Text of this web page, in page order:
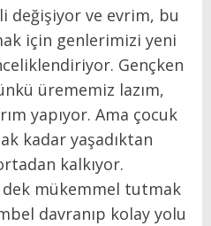
değişiyor ve evrim, bu
için genlerimizi yeni
Gençken
ürememiz lazım,
yapıyor. Ama çocuk
kadar yaşadıktan
kalkıyor.
mükemmel tutmak
davranıp kolay yolu